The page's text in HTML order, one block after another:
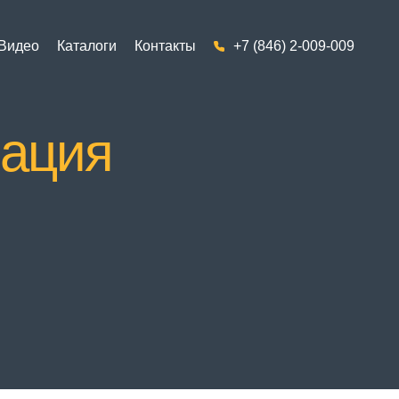
Каталоги Контакты +7 (846) 2-009-009